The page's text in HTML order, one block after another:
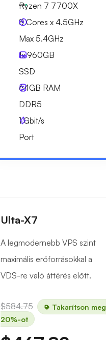
Ryzen 7 7700X
8 Cores x 4.5GHz
Max 5.4GHz
1x960GB
SSD
64GB RAM
DDR5
1Gbit/s
Port
Ulta-X7
A legmodernebb VPS szint
maximális erőforrásokkal a
VDS-re való áttérés előtt.
$584.75
Takarítson meg
20%-ot